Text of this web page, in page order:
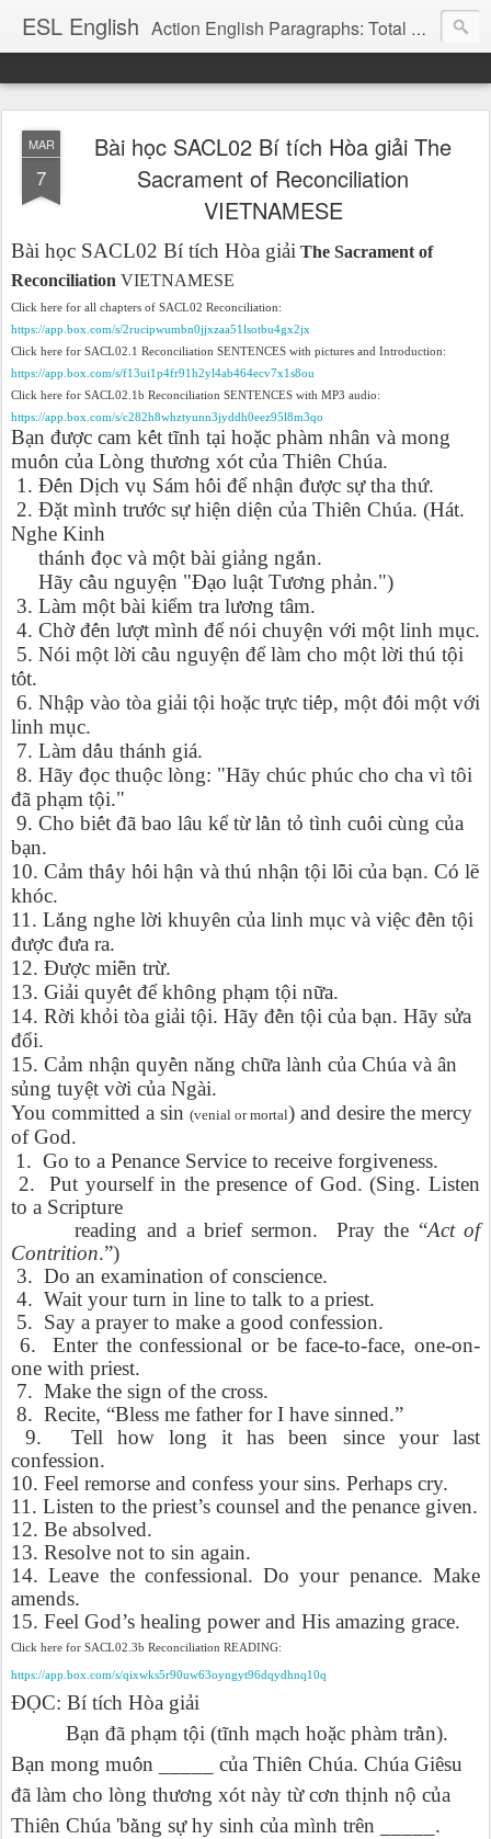
ESL English Action English Paragraphs: Total Physical Response (TPR) Paragraphs for the High School and Adult Language Student
MAR
7
Bài học SACL02 Bí tích Hòa giải The
Sacrament of Reconciliation
VIETNAMESE
Bài học SACL02 Bí tích Hòa giải The Sacrament of
Reconciliation VIETNAMESE
Click here for all chapters of SACL02 Reconciliation:
https://app.box.com/s/2rucipwumbn0jjxzaa51lsotbu4gx2jx
Click here for SACL02.1 Reconciliation SENTENCES with pictures and Introduction:
https://app.box.com/s/f13ui1p4fr91h2yl4ab464ecv7x1s8ou
Click here for SACL02.1b Reconciliation SENTENCES with MP3 audio:
https://app.box.com/s/c282h8whztyunn3jyddh0eez95l8m3qo
Bạn được cam kết tĩnh tại hoặc phàm nhân và mong
muốn của Lòng thương xót của Thiên Chúa.
1. Đến Dịch vụ Sám hối đểnhận được sựtha thứ.
2. Đặt mình trước sựhiện diện của Thiên Chúa. (Hát.
Nghe Kinh
thánh đọc và một bài giảng ngắn.
Hãy cầu nguyện "Đạo luật Tương phản.")
3. Làm một bài kiểm tra lương tâm.
4. Chờđến lượt mình đểnói chuyện với một linh mục.
5. Nói một lời cầu nguyện đểlàm cho một lời thú tội
tốt.
6. Nhập vào tòa giải tội hoặc trực tiếp, một đối một với
linh mục.
7. Làm dấu thánh giá.
8. Hãy đọc thuộc lòng: "Hãy chúc phúc cho cha vì tôi
đã phạm tội."
9. Cho biết đã bao lâu kểtừlần tỏ tình cuối cùng của
bạn.
10. Cảm thấy hối hận và thú nhận tội lỗi của bạn. Có lẽ
khóc.
11. Lắng nghe lời khuyên của linh mục và việc đền tội
được đưa ra.
12. Được miễn trừ.
13. Giải quyết đểkhông phạm tội nữa.
14. Rời khỏi tòa giải tội. Hãy đền tội của bạn. Hãy sửa
đổi.
15. Cảm nhận quyền năng chữa lành của Chúa và ân
sủng tuyệt vời của Ngài.
You committed a sin (venial or mortal) and desire the mercy
of God.
1. Go to a Penance Service to receive forgiveness.
2.
Put yourself in the presence of God. (Sing. Listen
to a Scripture
reading and a brief sermon.
Pray the “Act of
Contrition.”)
3. Do an examination of conscience.
4. Wait your turn in line to talk to a priest.
5. Say a prayer to make a good confession.
6.
Enter the confessional or be face-to-face, one-on-
one with priest.
7. Make the sign of the cross.
8. Recite, “Bless me father for I have sinned.”
9.
Tell how long it has been since your last
confession.
10. Feel remorse and confess your sins. Perhaps cry.
11. Listen to the priest’s counsel and the penance given.
12. Be absolved.
13. Resolve not to sin again.
14. Leave the confessional. Do your penance. Make
amends.
15. Feel God’s healing power and His amazing grace.
Click here for SACL02.3b Reconciliation READING:
https://app.box.com/s/qixwks5r90uw63oyngyt96dqydhnq10q
ĐỌC: Bí tích Hòa giải
Bạn đã phạm tội (tĩnh mạch hoặc phàm trần).
Bạn mong muốn _____ của Thiên Chúa. Chúa Giêsu
đã làm cho lòng thương xót này từcơn thịnh nộ của
Thiên Chúa 'bằng sựhy sinh của mình trên _____.